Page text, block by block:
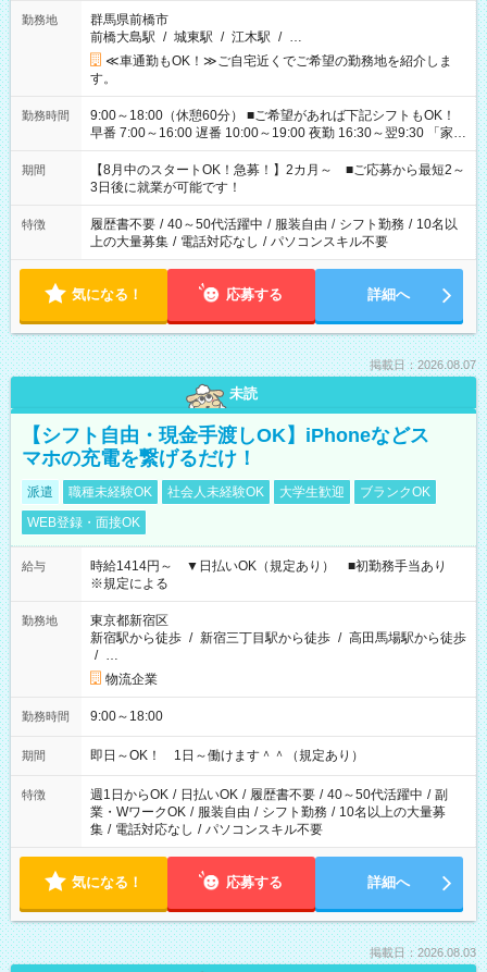
勤務地
群馬県前橋市
前橋大島駅 / 城東駅 / 江木駅 / …
≪車通勤もOK！≫ご自宅近くでご希望の勤務地を紹介しま
す。
勤務時間
9:00～18:00（休憩60分） ■ご希望があれば下記シフトもOK！
早番 7:00～16:00 遅番 10:00～19:00 夜勤 16:30～翌9:30 「家族
と休みを合わせたい」 「余裕を持って夕飯の準備がしたい」
「できれば残業はしたくない」 など、ご希望を教えてください
ね。 ※Wワーク希望の方へ 今ご覧のお仕事で希望する勤務時間
と、もう1つのお仕事の勤務時間。 合計で週40時間を超える場
合は応募できません。
期間
【8月中のスタートOK！急募！】2カ月～ ■ご応募から最短2～
3日後に就業が可能です！
特徴 履歴書不要 / 40～50代活躍中 / 服装自由 / シフト勤務 / 10名以
上の大量募集 / 電話対応なし / パソコンスキル不要
気になる！ 応募する 詳細へ
掲載日：2026.08.07
未読
【シフト自由・現金手渡しOK】iPhoneなどス
マホの充電を繋げるだけ！
派遣 職種未経験OK 社会人未経験OK 大学生歓迎
ブランクOK
WEB登録・面接OK
給与
時給1414円～ ▼日払いOK（規定あり） ■初勤務手当あり
※規定による
勤務地
東京都新宿区
新宿駅から徒歩 / 新宿三丁目駅から徒歩 / 高田馬場駅から徒歩
/ …
物流企業
勤務時間 9:00～18:00
期間 即日～OK！ 1日～働けます＾＾（規定あり）
特徴 週1日からOK / 日払いOK / 履歴書不要 / 40～50代活躍中 / 副
業・WワークOK / 服装自由 / シフト勤務 / 10名以上の大量募
集 / 電話対応なし / パソコンスキル不要
気になる！ 応募する 詳細へ
掲載日：2026.08.03